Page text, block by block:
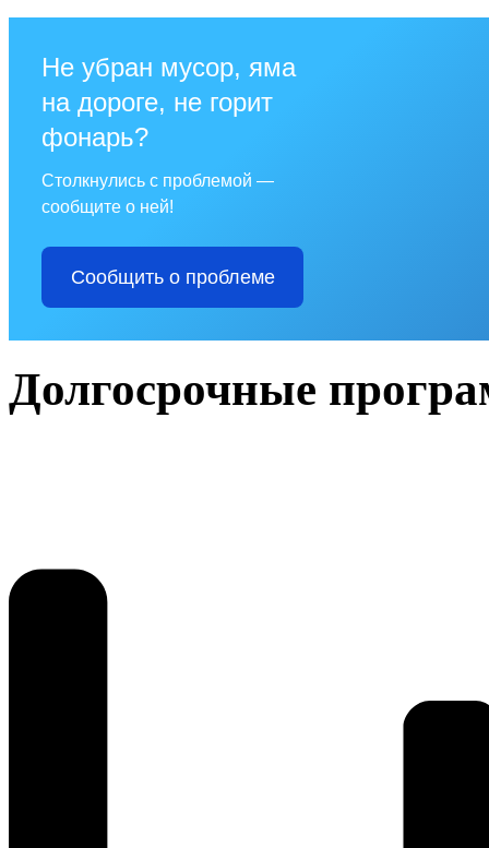
Не убран мусор, яма
на дороге, не горит
фонарь?
Столкнулись с проблемой —
сообщите о ней!
Сообщить о проблеме
Долгосрочные